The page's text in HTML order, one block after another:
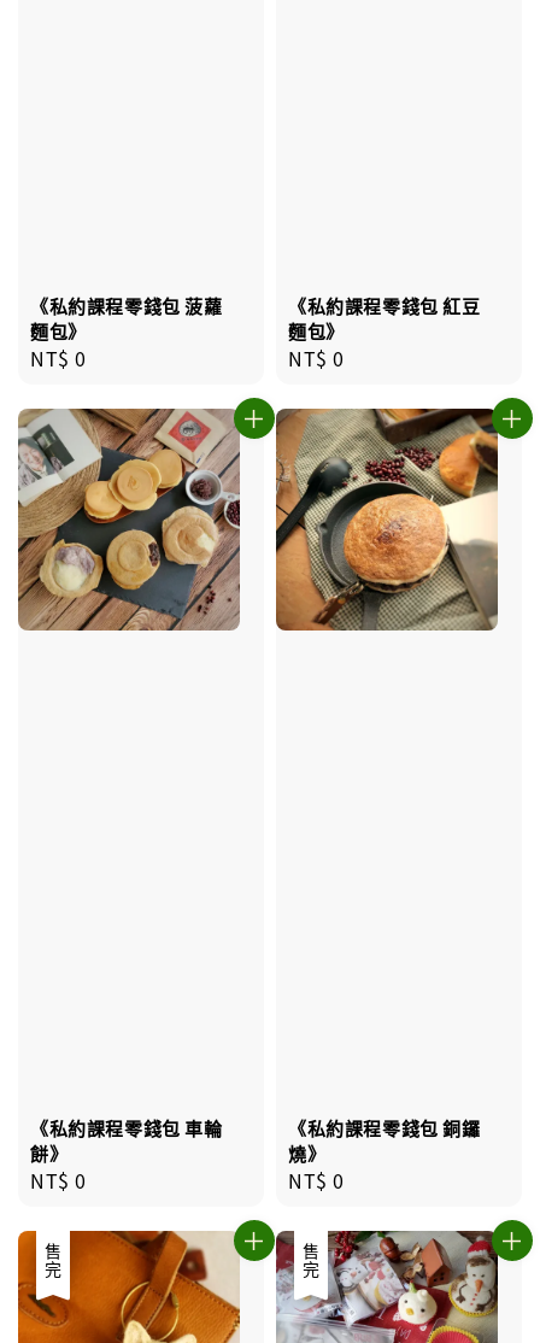
《私約課程零錢包 菠蘿
麵包》
Regular
NT$ 0
《私約課程零錢包 紅豆
麵包》
Regular
NT$ 0
《私約課程零錢包 車輪
餅》
Regular
NT$ 0
《私約課程零錢包 銅鑼
燒》
Regular
NT$ 0
售完 售完